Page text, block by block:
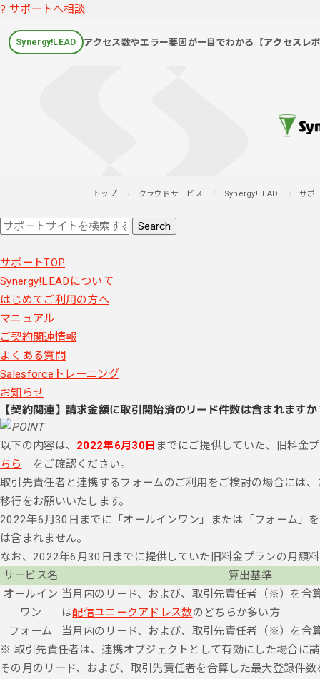
? サポートへ相談
Synergy!LEAD アクセス数やエラー要因が一目でわかる 【アクセスレ
トップ クラウドサービス Synergy!LEAD サポ
サポートTOP
Synergy!LEADについて
はじめてご利用の方へ
マニュアル
ご契約関連情報
よくある質問
Salesforceトレーニング
お知らせ
【契約関連】請求金額に取引開始済のリード件数は含まれますか
以下の内容は、 2022年6月30日 までにご提供していた、旧料金
ちら
をご確認ください。
取引先責任者と連携するフォームのご利用をご検討の場合には
移行をお願いいたします。
2022年6月30日までに「オールインワン」または「フォーム」
は含まれません。
なお、2022年6月30日までに提供していた旧料金プランの月額
サービス名
算出基準
オールイン
ワン
当月内のリード、および、取引先責任者（※）を合
は配信ユニークアドレス数のどちらか多い方
フォーム
当月内のリード、および、取引先責任者（※）を合
※ 取引先責任者は、連携オブジェクトとして有効にした場合に
その月のリード、および、取引先責任者を合算した最大登録件